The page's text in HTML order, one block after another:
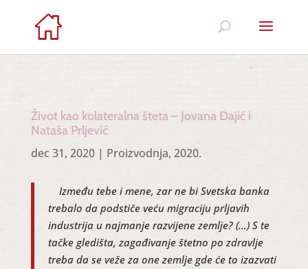
Život kao kolateralna šteta – Jovana Đajić i
Nataša Prljević
dec 31, 2020| Proizvodnja, 2020.
Između tebe i mene, zar ne bi Svetska banka
trebalo da podstiče veću migraciju prljavih
industrija u najmanje razvijene zemlje? (…) S te
tačke gledišta, zagađivanje štetno po zdravlje
treba da se veže za one zemlje gde će to izazvati